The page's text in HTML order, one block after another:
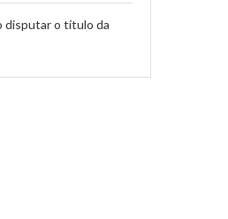
disputar o título da